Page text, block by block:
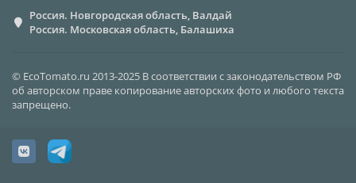
Россия. Новгородская область, Валдай
Россия. Московская область, Балашиха
© EcoTomato.ru 2013-2025 В соответствии с законодательством РФ
об авторском праве копирование авторских фото и любого текста
запрещено.